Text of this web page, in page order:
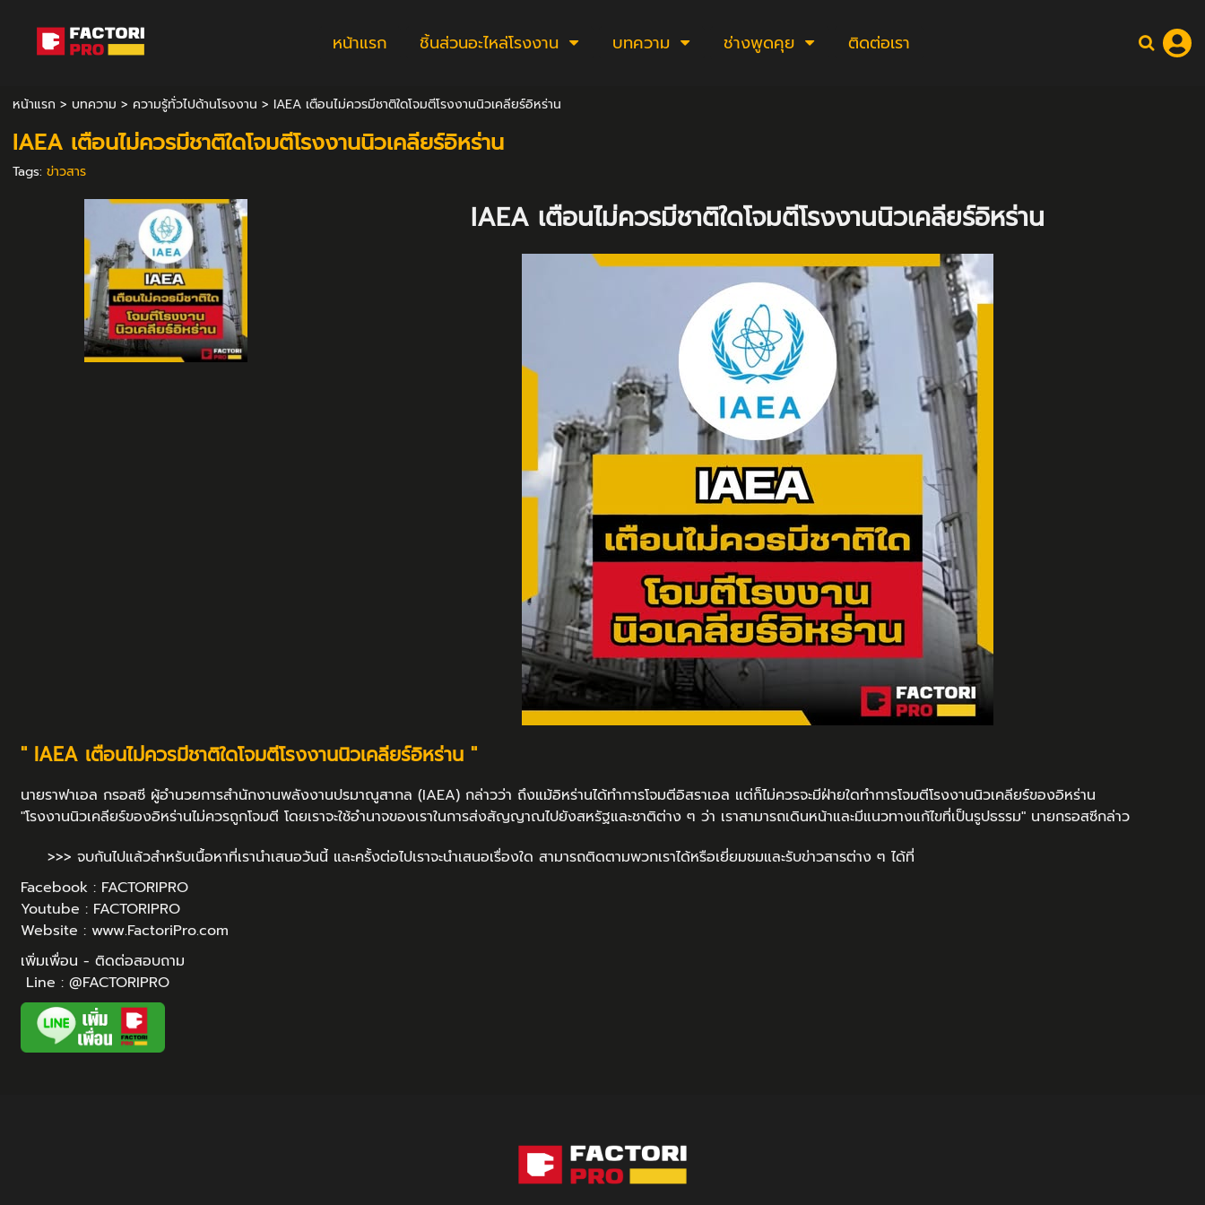
หน้าแรก ชิ้นส่วนอะไหล่โรงงาน บทความ ช่างพูดคุย ติดต่อเรา
หน้าแรก > บทความ > ความรู้ทั่วไปด้านโรงงาน > IAEA เตือนไม่ควรมีชาติใดโจมตีโรงงานนิวเคลียร์อิหร่าน
IAEA เตือนไม่ควรมีชาติใดโจมตีโรงงานนิวเคลียร์อิหร่าน
Tags: ข่าวสาร
IAEA เตือนไม่ควรมีชาติใดโจมตีโรงงานนิวเคลียร์อิหร่าน
" IAEA เตือนไม่ควรมีชาติใดโจมตีโรงงานนิวเคลียร์อิหร่าน "
นายราฟาเอล กรอสซี ผู้อำนวยการสำนักงานพลังงานปรมาณูสากล (IAEA) กล่าวว่า ถึงแม้อิหร่านได้ทำการโจมตีอิสราเอล แต่ก็ไม่ควรจะมีฝ่ายใดทำการโจมตีโรงงานนิวเคลียร์ของอิหร่าน
"โรงงานนิวเคลียร์ของอิหร่านไม่ควรถูกโจมตี โดยเราจะใช้อำนาจของเราในการส่งสัญญาณไปยังสหรัฐและชาติต่าง ๆ ว่า เราสามารถเดินหน้าและมีแนวทางแก้ไขที่เป็นรูปธรรม" นายกรอสซีกล่าว
>>> จบกันไปแล้วสำหรับเนื้อหาที่เรานำเสนอวันนี้ และครั้งต่อไปเราจะนำเสนอเรื่องใด สามารถติดตามพวกเราได้หรือเยี่ยมชมและรับข่าวสารต่าง ๆ ได้ที่
Facebook : FACTORIPRO
Youtube : FACTORIPRO
Website :www.FactoriPro.com
เพิ่มเพื่อน - ติดต่อสอบถาม
Line :@FACTORIPRO